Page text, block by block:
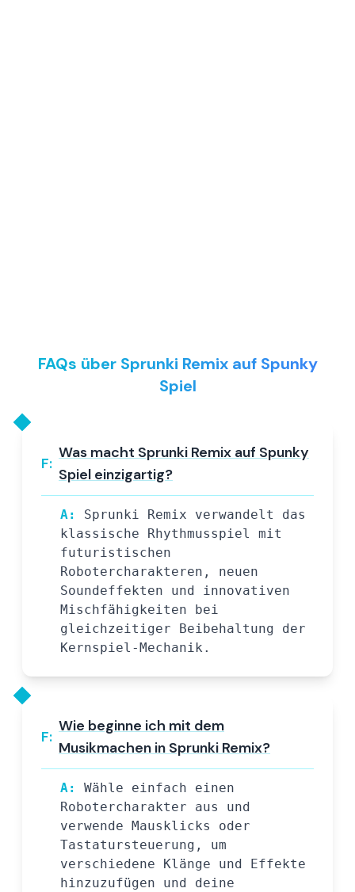
FAQs über Sprunki Remix auf Spunky
Spiel
F:
Was macht Sprunki Remix auf Spunky
Spiel einzigartig?
A: Sprunki Remix verwandelt das
klassische Rhythmusspiel mit
futuristischen
Robotercharakteren, neuen
Soundeffekten und innovativen
Mischfähigkeiten bei
gleichzeitiger Beibehaltung der
Kernspiel-Mechanik.
F:
Wie beginne ich mit dem
Musikmachen in Sprunki Remix?
A: Wähle einfach einen
Robotercharakter aus und
verwende Mausklicks oder
Tastatursteuerung, um
verschiedene Klänge und Effekte
hinzuzufügen und deine